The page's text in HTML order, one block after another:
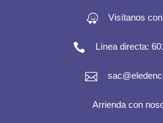
Visítanos
 Línea directa:

Arrienda con